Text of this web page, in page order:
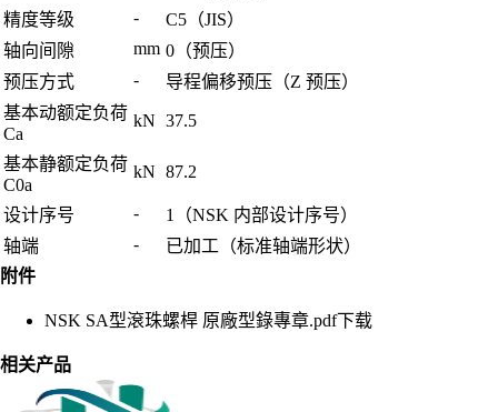
精度等级
-
C5（JIS）
轴向间隙
mm 0（预压）
预压方式
-
导程偏移预压（Z 预压）
基本动额定负荷
Ca
kN 37.5
基本静额定负荷
C0a
kN 87.2
设计序号 -
1（NSK 内部设计序号）
轴端
-
已加工（标准轴端形状）
附件
NSK SA型滾珠螺桿 原廠型錄專章.pdf下载
相关产品